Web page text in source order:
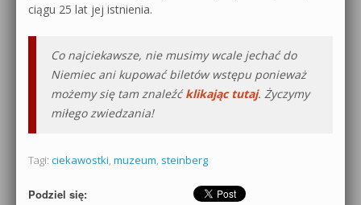
ciągu 25 lat jej istnienia.
Co najciekawsze, nie musimy wcale jechać do
Niemiec ani kupować biletów wstępu ponieważ
możemy się tam znaleźćklikając tutaj. Życzymy
miłego zwiedzania!
Tagi: ciekawostki, muzeum, steinberg
Podziel się: